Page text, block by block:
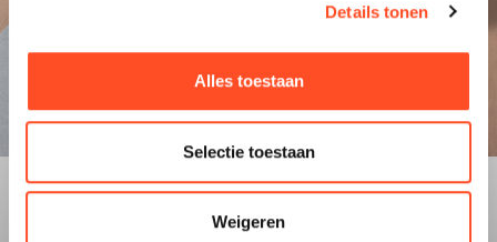
Details tonen
Alles toestaan
Selectie toestaan
Weigeren